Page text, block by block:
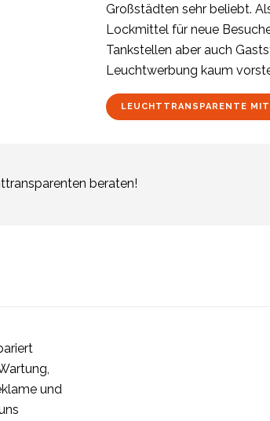
Großstädten sehr beliebt.
Lockmittel für neue
Tankstellen aber auch
Leuchtwerbung kaum
LEUCHTTRANSPARENTE
beraten!
und